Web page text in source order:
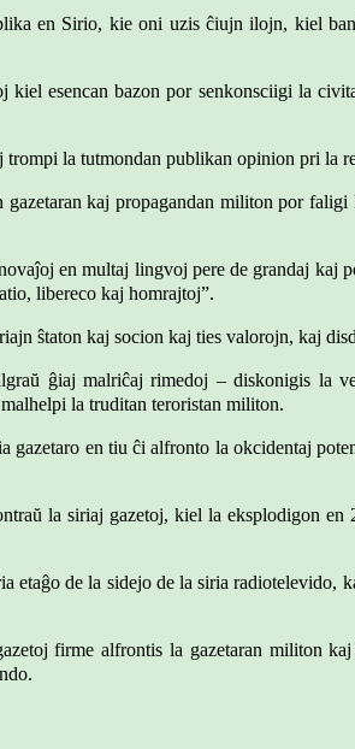
en Sirio, kie oni uzis ĉiujn ilojn, kiel
esencan bazon por senkonsciigi la
la tutmondan publikan opinion pri la
kaj propagandan militon por
en multaj lingvoj pere de grandaj kaj
libereco kaj homrajtoj”.
ŝtaton kaj socion kaj ties valorojn, kaj
ĝiaj malriĉaj rimedoj – diskonigis la
la truditan teroristan militon.
gazetaro en tiu ĉi alfronto la okcidentaj
la siriaj gazetoj, kiel la eksplodigon en
etaĝo de la sidejo de la siria radiotelevido,
firme alfrontis la gazetaran militon